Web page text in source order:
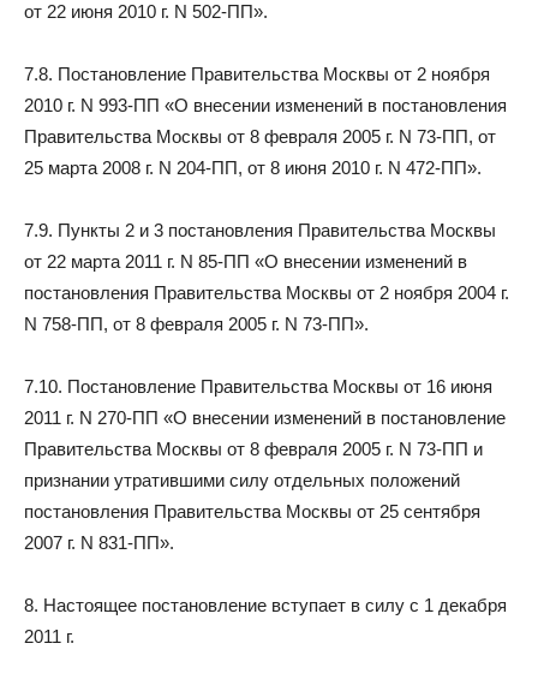
от 22 июня 2010 г. N 502-ПП».
7.8. Постановление Правительства Москвы от 2 ноября
2010 г. N 993-ПП «О внесении изменений в постановления
Правительства Москвы от 8 февраля 2005 г. N 73-ПП, от
25 марта 2008 г. N 204-ПП, от 8 июня 2010 г. N 472-ПП».
7.9. Пункты 2 и 3 постановления Правительства Москвы
от 22 марта 2011 г. N 85-ПП «О внесении изменений в
постановления Правительства Москвы от 2 ноября 2004 г.
N 758-ПП, от 8 февраля 2005 г. N 73-ПП».
7.10. Постановление Правительства Москвы от 16 июня
2011 г. N 270-ПП «О внесении изменений в постановление
Правительства Москвы от 8 февраля 2005 г. N 73-ПП и
признании утратившими силу отдельных положений
постановления Правительства Москвы от 25 сентября
2007 г. N 831-ПП».
8. Настоящее постановление вступает в силу с 1 декабря
2011 г.